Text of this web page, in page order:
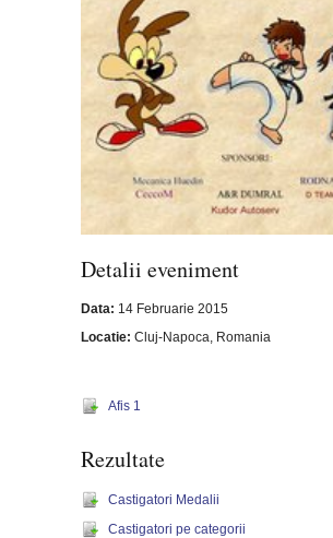
Detalii eveniment
Data: 14 Februarie 2015
Locatie: Cluj-Napoca, Romania
Afis 1
Rezultate
Castigatori Medalii
Castigatori pe categorii